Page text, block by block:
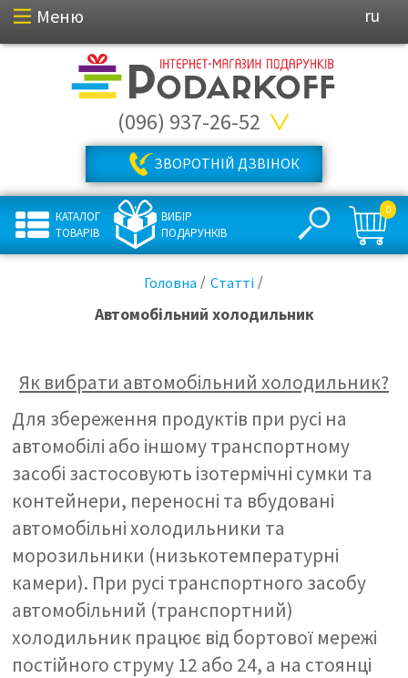
Меню ru
(096) 937-26-52
ЗВОРОТНІЙ ДЗВІНОК
КАТАЛОГ
ТОВАРІВ
ВИБІР
ПОДАРУНКІВ
0
Головна Статті
Автомобільний холодильник
Як вибрати автомобільний холодильник?
Для збереження продуктів при русі на
автомобілі або іншому транспортному
засобі застосовують ізотермічні сумки та
контейнери, переносні та вбудовані
автомобільні холодильники та
морозильники (низькотемпературні
камери). При русі транспортного засобу
автомобільний (транспортний)
холодильник працює від бортової мережі
постійного струму 12 або 24, а на стоянці